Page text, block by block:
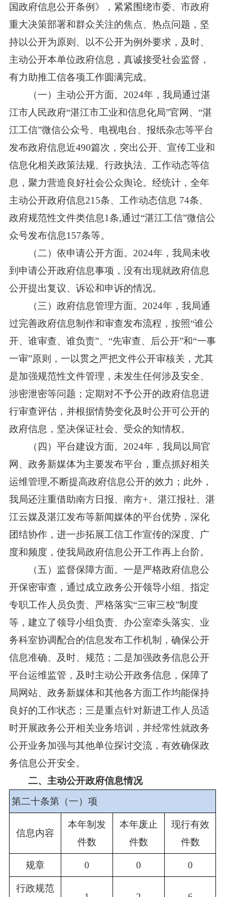
国政府信息公开条例》，紧紧围绕市委、市政府
重大决策部署和群众关注的焦点、热点问题，坚
持以公开为原则、以不公开为例外要求，及时、
主动公开本单位政府信息，真诚接受社会监督，
有力助推工信各项工作圆满完成。
（一）主动公开方面。2024年，我局通过湛
江市人民政府“湛江市工业和信息化局”官网、“湛
江工信”微信公众号、电视电台、报纸杂志等平台
发布政府信息近490篇次，突出公开、宣传工业和
信息化相关政策法规、行政执法、工作动态等信
息，聚力营造良好社会公众舆论。经统计，全年
主动公开政府信息215条、工作动态信息 74条、
政府规范性文件类信息1条,通过“湛江工信”微信公
众号发布信息157条等。
（二）依申请公开方面。2024年，我局未收
到申请公开政府信息事项，没有出现就政府信息
公开提出复议、诉讼和申诉的情况。
（三）政府信息管理方面。2024年，我局通
过完善政府信息制作和审查发布流程，按照“谁公
开、谁审查、谁负责”、“先审查、后公开”和“一事
一审”原则，一以贯之严把文件公开审核关，尤其
是加强规范性文件管理，未发生任何涉及安全、
涉密泄密等问题；定期对不予公开的政府信息进
行审查评估，并根据情势变化及时公开可公开的
政府信息，坚决保证社会、受众的知情权。
（四）平台建设方面。2024年，我局以局官
网、政务新媒体为主要发布平台，重点抓好相关
运维管理,不断提高政府信息公开的效力；此外，
我局还注重借助南方日报、南方+、湛江报社、湛
江云媒及湛江发布等新闻媒体的平台优势，深化
团结协作，进一步拓展工信工作宣传的深度、广
度和频度，使我局政府信息公开工作再上台阶。
（五）监督保障方面。一是严格政府信息公
开保密审查，通过成立政务公开领导小组、指定
专职工作人员负责、严格落实“三审三校”制度
等，建立了领导小组负责、办公室牵头落实、业
务科室协调配合的信息发布工作机制，确保公开
信息准确、及时、规范；二是加强政务信息公开
平台运维监管，及时主动公开政务信息，保障了
局网站、政务新媒体和其他各方面工作均能保持
良好的工作状态；三是重点针对新进工作人员适
时开展政务公开相关业务培训，并经常性就政务
公开业务加强与其他单位探讨交流，有效确保政
务信息公开安全。
二、主动公开政府信息情况
第二十条第（一）项
信息内容
本年制发
件数
本年废止
件数
现行有效
件数
规章 0 0 0
行政规范